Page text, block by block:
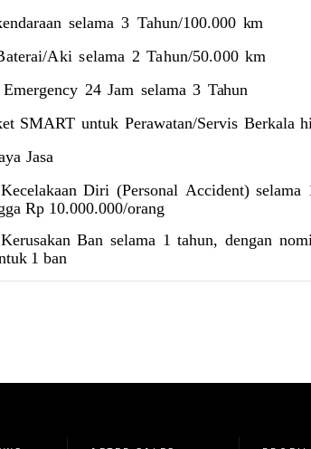
selama 3 Tahun/100.000 km
Aki selama 2 Tahun/50.000 km
Emergency 24 Jam selama 3 Tahun
SMART untuk Perawatan/Servis Berkala
Jasa
Kecelakaan Diri (Personal Accident) selama
Rp 10.000.000/orang
Kerusakan Ban selama 1 tahun, dengan
1 ban